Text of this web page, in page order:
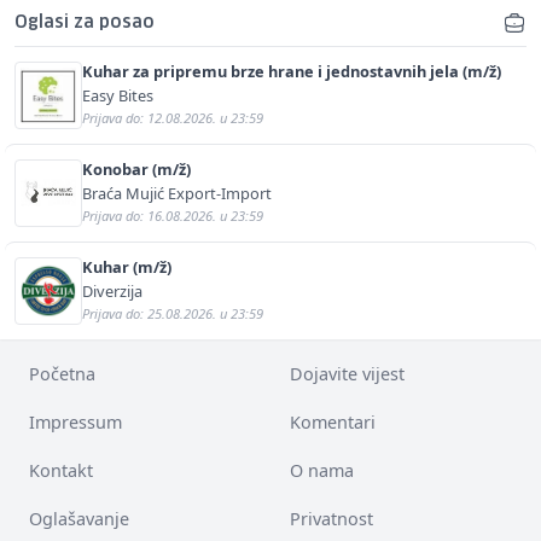
Oglasi za posao
Kuhar za pripremu brze hrane i jednostavnih jela (m/ž)
Easy Bites
Prijava do: 12.08.2026. u 23:59
Konobar (m/ž)
Braća Mujić Export-Import
Prijava do: 16.08.2026. u 23:59
Kuhar (m/ž)
Diverzija
Prijava do: 25.08.2026. u 23:59
Početna Dojavite vijest
Impressum Komentari
Kontakt O nama
Oglašavanje Privatnost